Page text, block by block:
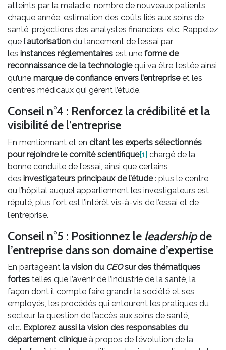
atteints par la maladie, nombre de nouveaux patients
chaque année, estimation des coûts liés aux soins de
santé, projections des analystes financiers, etc. Rappelez
que l’autorisation du lancement de l’essai par
les instances réglementaires est une forme de
reconnaissance de la technologiequi va être testée ainsi
qu’une marque de confiance envers l’entrepriseet les
centres médicaux qui gèrent l’étude.
Conseil n°4 : Renforcez la crédibilité et la
visibilité de l’entreprise
En mentionnant et en citant les experts sélectionnés
pour rejoindre le comité scientifique[1] chargé de la
bonne conduite de l’essai, ainsi que certains
des investigateurs principaux de l’étude: plus le centre
ou l’hôpital auquel appartiennent les investigateurs est
réputé, plus fort est l’intérêt vis-à-vis de l’essai et de
l’entreprise.
Conseil n°5 : Positionnez le leadershipde
l’entreprise dans son domaine d’expertise
En partageant la vision du CEOsur des thématiques
fortes telles que l’avenir de l’industrie de la santé, la
façon dont il compte faire grandir la société et ses
employés, les procédés qui entourent les pratiques du
secteur, la question de l’accès aux soins de santé,
etc. Explorez aussi la vision des responsables du
département clinique à propos de l’évolution de la